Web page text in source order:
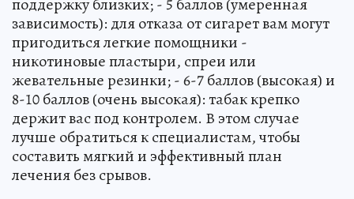
зависимость): для отказа от сигарет вам могут
пригодиться легкие помощники -
никотиновые пластыри, спреи или
жевательные резинки; - 6-7 баллов (высокая) и
8-10 баллов (очень высокая): табак крепко
держит вас под контролем. В этом случае
лучше обратиться к специалистам, чтобы
составить мягкий и эффективный план
лечения без срывов.